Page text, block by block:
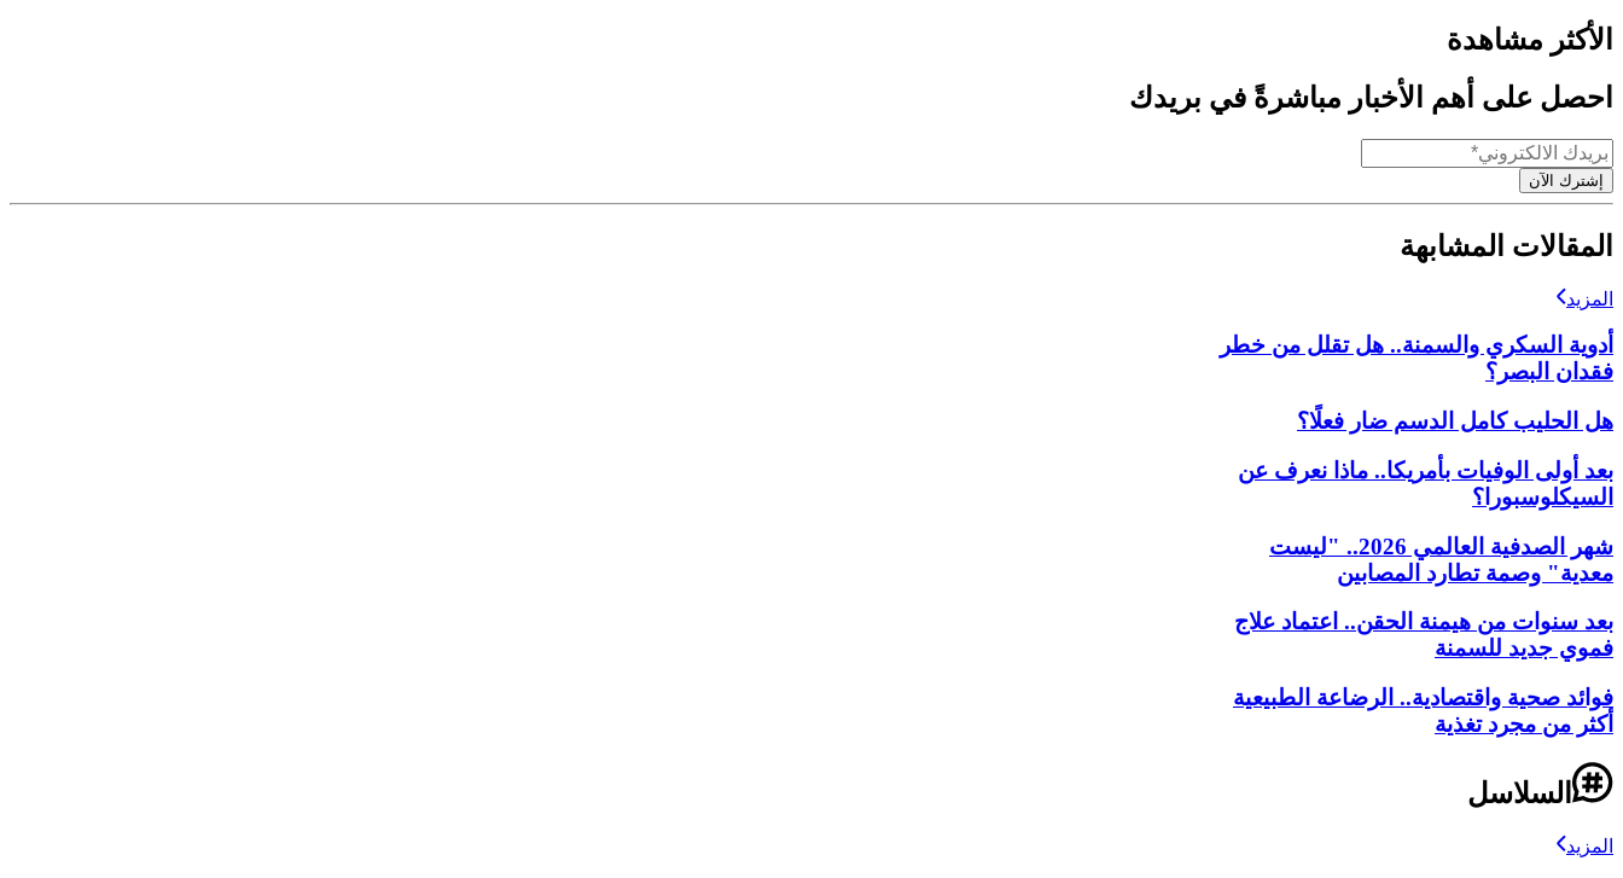
الأكثر مشاهدة
احصل على أهم الأخبار مباشرةً في بريدك
إشترك الآن
المقالات المشابهة
المزيد
أدوية السكري والسمنة.. هل تقلل من خطر
فقدان البصر؟
هل الحليب كامل الدسم ضار فعلًا؟
بعد أولى الوفيات بأمريكا.. ماذا نعرف عن
السيكلوسبورا؟
شهر الصدفية العالمي 2026.. "ليست
معدية" وصمة تطارد المصابين
بعد سنوات من هيمنة الحقن.. اعتماد علاج
فموي جديد للسمنة
فوائد صحية واقتصادية.. الرضاعة الطبيعية
أكثر من مجرد تغذية
السلاسل
المزيد